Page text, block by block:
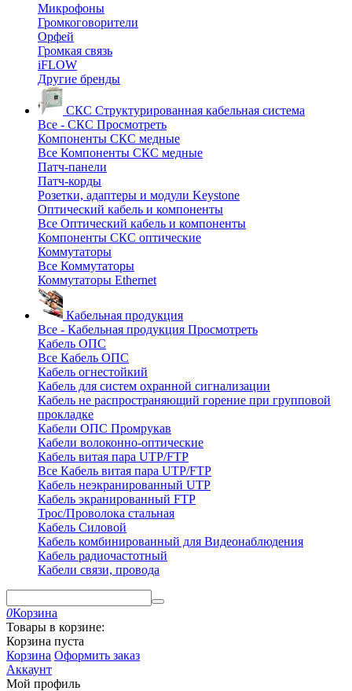
Микрофоны
Громкоговорители
Орфей
Громкая связь
iFLOW
Другие бренды
СКС Структурированная кабельная система
Все - СКС Просмотреть
Компоненты СКС медные
Все Компоненты СКС медные
Патч-панели
Патч-корды
Розетки, адаптеры и модули Keystone
Оптический кабель и компоненты
Все Оптический кабель и компоненты
Компоненты СКС оптические
Коммутаторы
Все Коммутаторы
Коммутаторы Ethernet
Кабельная продукция
Все - Кабельная продукция Просмотреть
Кабель ОПС
Все Кабель ОПС
Кабель огнестойкий
Кабель для систем охранной сигнализации
Кабель не распространяющий горение при групповой
прокладке
Кабели ОПС Промрукав
Кабели волоконно-оптические
Кабель витая пара UTP/FTP
Все Кабель витая пара UTP/FTP
Кабель неэкранированный UTP
Кабель экранированный FTP
Трос/Проволока стальная
Кабель Силовой
Кабель комбинированный для Видеонаблюдения
Кабель радиочастотный
Кабели связи, провода
0Корзина
Товары в корзине:
Корзина пуста
Корзина Оформить заказ
Аккаунт
Мой профиль